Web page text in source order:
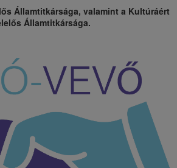
Államtitkársága, valamint a Kultúráért
Államtitkársága.